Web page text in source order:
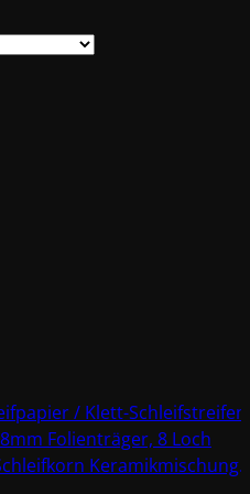
/ Klett-Schleifstreifen
Folienträger, 8 Loch
Keramikmischung